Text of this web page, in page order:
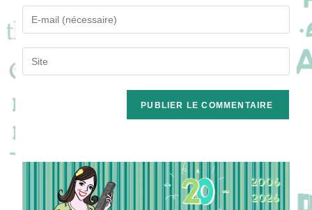
name
comment
Enter
your
email
address
Saisir
l’URL